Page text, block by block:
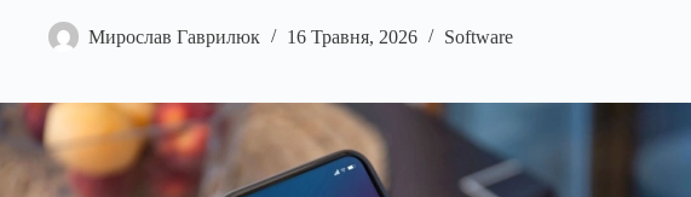
Мирослав Гаврилюк 16 Травня, 2026 Software